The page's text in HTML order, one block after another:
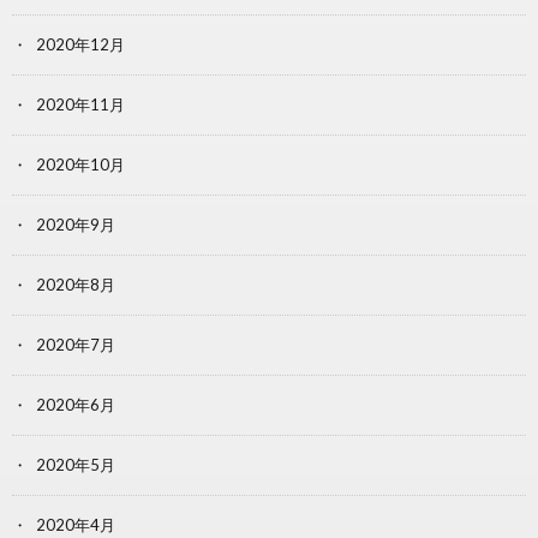
2020年12月
2020年11月
2020年10月
2020年9月
2020年8月
2020年7月
2020年6月
2020年5月
2020年4月